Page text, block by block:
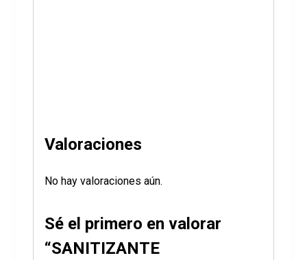
Valoraciones
No hay valoraciones aún.
Sé el primero en valorar
“SANITIZANTE